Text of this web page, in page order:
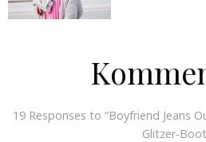
19 Responses to “Boyfriend Jeans
Glitzer-